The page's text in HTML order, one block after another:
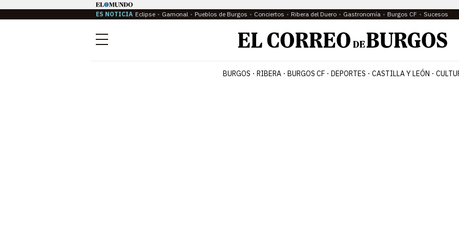
ES NOTICIA Eclipse Gamonal Pueblos de Burgos Conciertos Ribera del Duero Gastronomía Burgos CF Sucesos
Menú
BURGOS RIBERA BURGOS CF DEPORTES CASTILLA Y LEÓN